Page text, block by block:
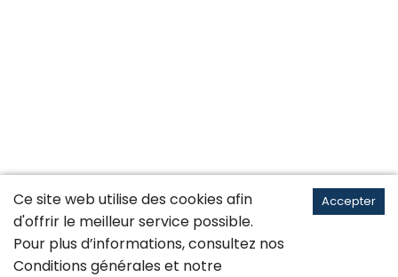
Ce site web utilise des cookies afin
d'offrir le meilleur service possible.
Pour plus d’informations, consultez nos
Conditions générales et notre
Accepter